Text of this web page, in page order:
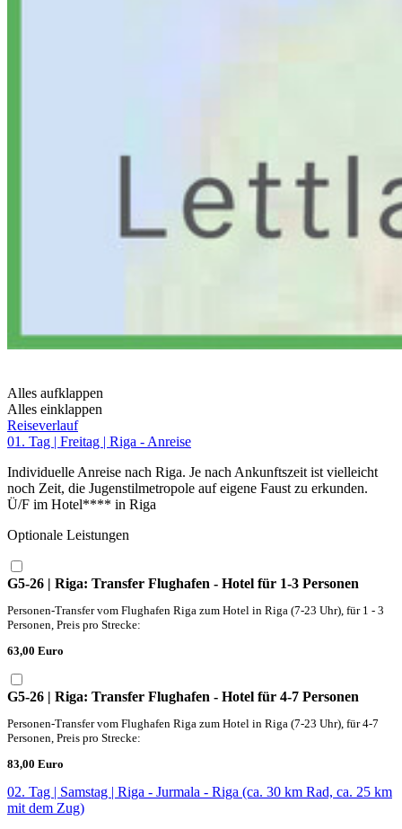
Alles aufklappen
Alles einklappen
Reiseverlauf
01. Tag | Freitag | Riga - Anreise
Individuelle Anreise nach Riga. Je nach Ankunftszeit ist vielleicht
noch Zeit, die Jugenstilmetropole auf eigene Faust zu erkunden.
Ü/F im Hotel**** in Riga
Optionale Leistungen
G5-26 | Riga: Transfer Flughafen - Hotel für 1-3 Personen
Personen-Transfer vom Flughafen Riga zum Hotel in Riga (7-23 Uhr), für 1 - 3
Personen, Preis pro Strecke:
63,00 Euro
G5-26 | Riga: Transfer Flughafen - Hotel für 4-7 Personen
Personen-Transfer vom Flughafen Riga zum Hotel in Riga (7-23 Uhr), für 4-7
Personen, Preis pro Strecke:
83,00 Euro
02. Tag | Samstag | Riga - Jurmala - Riga (ca. 30 km Rad, ca. 25 km
mit dem Zug)